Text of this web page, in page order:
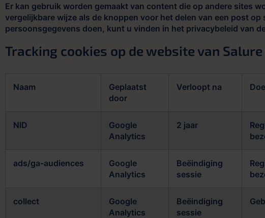
Er kan gebruik worden gemaakt van content die op andere sites
vergelijkbare wijze als de knoppen voor het delen van een post
persoonsgegevens doen, kunt u vinden in het privacybeleid van
Tracking cookies op de website van Salure
Naam
Geplaatst
door
Verloopt na
NID
Google
Analytics
2 jaar
ads/ga-audiences
Google
Analytics
Beëindiging
sessie
collect
Google
Analytics
Beëindiging
sessie